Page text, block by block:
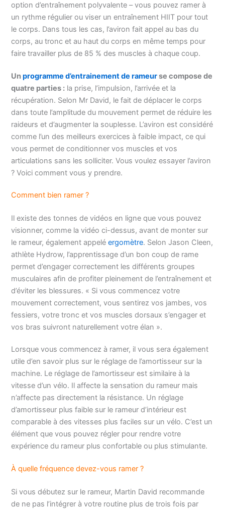
option d’entraînement polyvalente – vous pouvez ramer à
un rythme régulier ou viser un entraînement HIIT pour tout
le corps. Dans tous les cas, l’aviron fait appel au bas du
corps, au tronc et au haut du corps en même temps pour
faire travailler plus de 85 % des muscles à chaque coup.
Unprogramme d’entrainement de rameurse compose de
quatre parties : la prise, l’impulsion, l’arrivée et la
récupération. Selon Mr David, le fait de déplacer le corps
dans toute l’amplitude du mouvement permet de réduire les
raideurs et d’augmenter la souplesse. L’aviron est considéré
comme l’un des meilleurs exercices à faible impact, ce qui
vous permet de conditionner vos muscles et vos
articulations sans les solliciter. Vous voulez essayer l’aviron
? Voici comment vous y prendre.
Comment bien ramer ?
Il existe des tonnes de vidéos en ligne que vous pouvez
visionner, comme la vidéo ci-dessus, avant de monter sur
le rameur, également appeléergomètre. Selon Jason Cleen,
athlète Hydrow, l’apprentissage d’un bon coup de rame
permet d’engager correctement les différents groupes
musculaires afin de profiter pleinement de l’entraînement et
d’éviter les blessures. « Si vous commencez votre
mouvement correctement, vous sentirez vos jambes, vos
fessiers, votre tronc et vos muscles dorsaux s’engager et
vos bras suivront naturellement votre élan ».
Lorsque vous commencez à ramer, il vous sera également
utile d’en savoir plus sur le réglage de l’amortisseur sur la
machine. Le réglage de l’amortisseur est similaire à la
vitesse d’un vélo. Il affecte la sensation du rameur mais
n’affecte pas directement la résistance. Un réglage
d’amortisseur plus faible sur le rameur d’intérieur est
comparable à des vitesses plus faciles sur un vélo. C’est un
élément que vous pouvez régler pour rendre votre
expérience du rameur plus confortable ou plus stimulante.
À quelle fréquence devez-vous ramer ?
Si vous débutez sur le rameur, Martin David recommande
de ne pas l’intégrer à votre routine plus de trois fois par